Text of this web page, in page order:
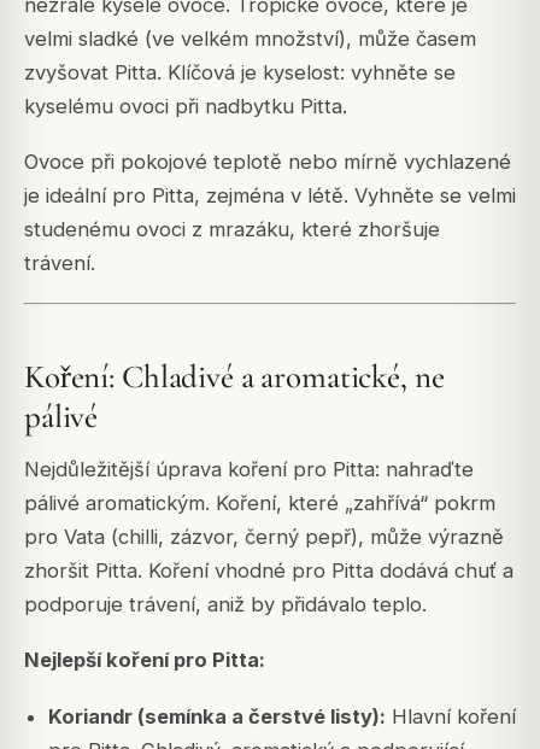
nezralé kyselé ovoce. Tropické ovoce, které je
velmi sladké (ve velkém množství), může časem
zvyšovat Pitta. Klíčová je kyselost: vyhněte se
kyselému ovoci při nadbytku Pitta.
Ovoce při pokojové teplotě nebo mírně vychlazené
je ideální pro Pitta, zejména v létě. Vyhněte se velmi
studenému ovoci z mrazáku, které zhoršuje
trávení.
Koření: Chladivé a aromatické, ne
pálivé
Nejdůležitější úprava koření pro Pitta: nahraďte
pálivé aromatickým. Koření, které „zahřívá“ pokrm
pro Vata (chilli, zázvor, černý pepř), může výrazně
zhoršit Pitta. Koření vhodné pro Pitta dodává chuť a
podporuje trávení, aniž by přidávalo teplo.
Nejlepší koření pro Pitta:
Koriandr (semínka a čerstvé listy): Hlavní koření